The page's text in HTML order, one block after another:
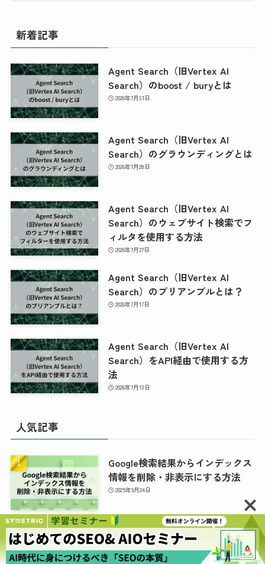
新着記事
Agent Search（旧Vertex AI
Search）のboost / buryとは
2026年7月31日
Agent Search（旧Vertex AI
Search）のグラウンディングとは
2026年7月28日
Agent Search（旧Vertex AI
Search）のウェブサイト検索でフ
ィルタを使用する方法
2026年7月27日
Agent Search（旧Vertex AI
Search）のプリアンブルとは？
2026年7月17日
Agent Search（旧Vertex AI
Search）をAPI経由で使用する方
法
2026年7月13日
人気記事
Google検索結果からインデックス
情報を削除・非表示にする方法
2025年9月24日
Googleサーチコンソールのサイト
マップ登録時に起きるエラー対処
法